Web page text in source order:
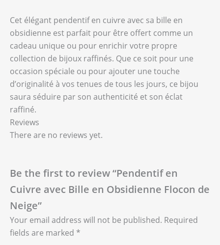
Cet élégant pendentif en cuivre avec sa bille en
obsidienne est parfait pour être offert comme un
cadeau unique ou pour enrichir votre propre
collection de bijoux raffinés. Que ce soit pour une
occasion spéciale ou pour ajouter une touche
d’originalité à vos tenues de tous les jours, ce bijou
saura séduire par son authenticité et son éclat
raffiné.
Reviews
There are no reviews yet.
Be the first to review “Pendentif en
Cuivre avec Bille en Obsidienne Flocon de
Neige”
Your email address will not be published. Required
fields are marked *